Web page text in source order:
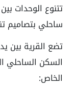
تتنوع الوحدات بين
ساحلي بتصاميم
تضع القرية بين
السكن الساحلي
الخاص: